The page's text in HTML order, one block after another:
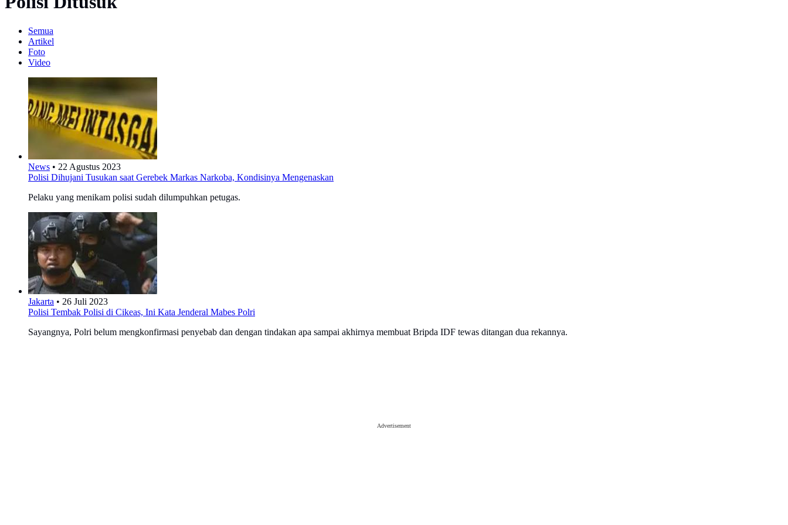
Semua
Artikel
Foto
Video
News • 22 Agustus 2023
Polisi Dihujani Tusukan saat Gerebek Markas Narkoba, Kondisinya Mengenaskan
Pelaku yang menikam polisi sudah dilumpuhkan petugas.
Jakarta • 26 Juli 2023
Polisi Tembak Polisi di Cikeas, Ini Kata Jenderal Mabes Polri
Sayangnya, Polri belum mengkonfirmasi penyebab dan dengan tindakan apa sampai akhirnya membuat Bripda IDF tewas ditangan dua rekannya.
Advertisement